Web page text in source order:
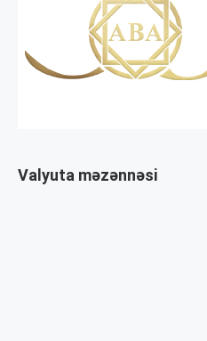
Valyuta məzənnəsi